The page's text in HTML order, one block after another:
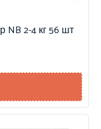
NB 2-4 кг 56 шт